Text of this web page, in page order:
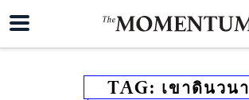
TAG: เขาดินวนา